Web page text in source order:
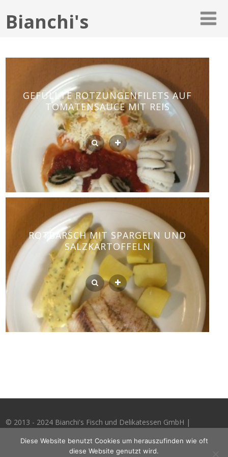
Bianchi's
GEFÜLLTE ROTZUNGENFILETS AUF
TOMATENSAUCE MIT REIS
ROTBARSCH MIT SPARGELN UND
SALZKARTOFFELN
© 2013 - 2024 Bianchi's Fisch und Delikatessen GmbH |
Diese Website benutzt Cookies um herauszufinden wie oft
diese Website genutzt wird.